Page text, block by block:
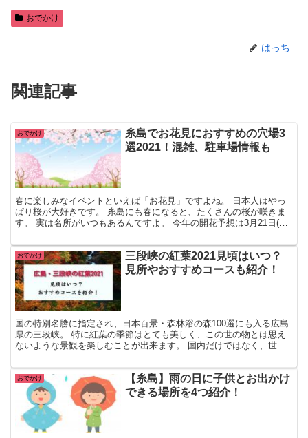
おでかけ
はっち
関連記事
おでかけ
糸島でお花見におすすめの穴場3
選2021！混雑、駐車場情報も
春に楽しみなイベントといえば「お花見」ですよね。 日本人はやっ
ぱり桜が大好きです。 糸島にも春になると、たくさんの桜が咲きま
す。 実は名所がいつもあるんですよ。 今年の開花予想は3月21日(土)
おでかけ
三段峡の紅葉2021見頃はいつ？
見所やおすすめコースも紹介！
国の特別名勝に指定され、日本百景・森林浴の森100選にも入る広島
県の三段峡。 特に紅葉の季節はとても美しく、この世の物とは思え
ないような景観を楽しむことが出来ます。 国内だけではなく、世界
おでかけ
【糸島】雨の日に子供とお出かけ
できる場所を4つ紹介！